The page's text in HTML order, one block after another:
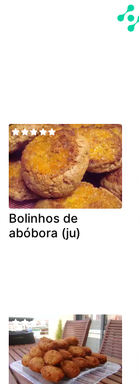
Bolinhos de
abóbora (ju)